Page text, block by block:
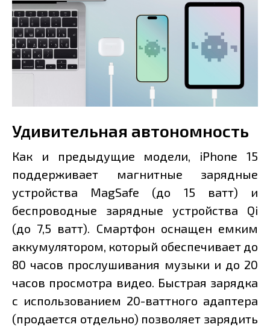
Удивительная автономность
Как и предыдущие модели, iPhone 15
поддерживает магнитные зарядные
устройства MagSafe (до 15 ватт) и
беспроводные зарядные устройства Qi
(до 7,5 ватт). Смартфон оснащен емким
аккумулятором, который обеспечивает до
80 часов прослушивания музыки и до 20
часов просмотра видео. Быстрая зарядка
с использованием 20-ваттного адаптера
(продается отдельно) позволяет зарядить